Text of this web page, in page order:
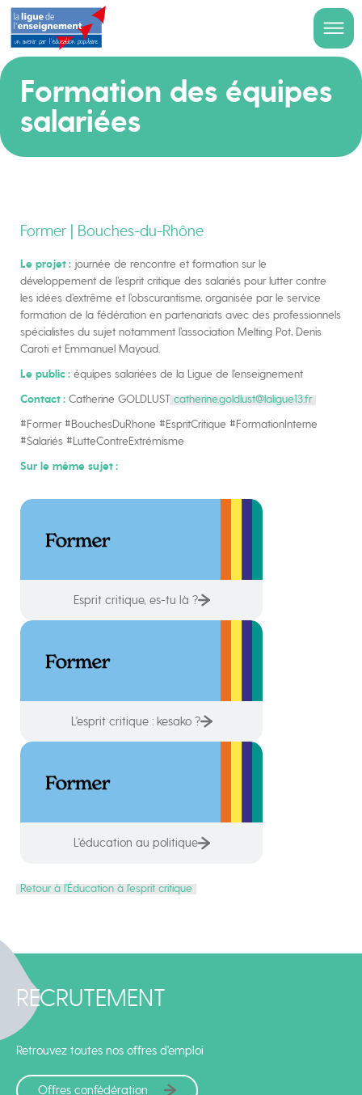
Formation des équipes
salariées
Former | Bouches-du-Rhône
Le projet : journée de rencontre et formation sur le
développement de l’esprit critique des salariés pour lutter contre
les idées d’extrême et l’obscurantisme, organisée par le service
formation de la fédération en partenariats avec des professionnels
spécialistes du sujet notamment l’association Melting Pot, Denis
Caroti et Emmanuel Mayoud.
Le public : équipes salariées de la Ligue de l’enseignement
Contact : Catherine GOLDLUST catherine.goldlust@laligue13.fr
#Former #BouchesDuRhone #EspritCritique #FormationInterne
#Salariés #LutteContreExtrémisme
Sur le même sujet :
Esprit critique, es-tu là ?
L'esprit critique : kesako ?
L'éducation au politique
Retour à l’Éducation à l’esprit critique
RECRUTEMENT
Retrouvez toutes nos offres d'emploi
Offres confédération